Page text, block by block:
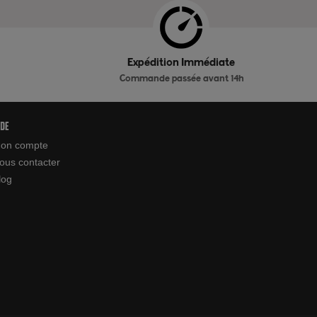
Expédition Immédiate
Commande passée avant 14h
compte
contacter